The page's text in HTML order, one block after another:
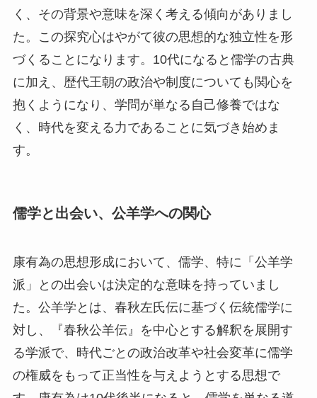
く、その背景や意味を深く考える傾向がありまし
た。この探究心はやがて彼の思想的な独立性を形
づくることになります。10代になると儒学の古典
に加え、歴代王朝の政治や制度についても関心を
抱くようになり、学問が単なる自己修養ではな
く、時代を変える力であることに気づき始めま
す。
儒学と出会い、公羊学への関心
康有為の思想形成において、儒学、特に「公羊学
派」との出会いは決定的な意味を持っていまし
た。公羊学とは、春秋左氏伝に基づく伝統儒学に
対し、『春秋公羊伝』を中心とする解釈を展開す
る学派で、時代ごとの政治改革や社会変革に儒学
の権威をもって正当性を与えようとする思想で